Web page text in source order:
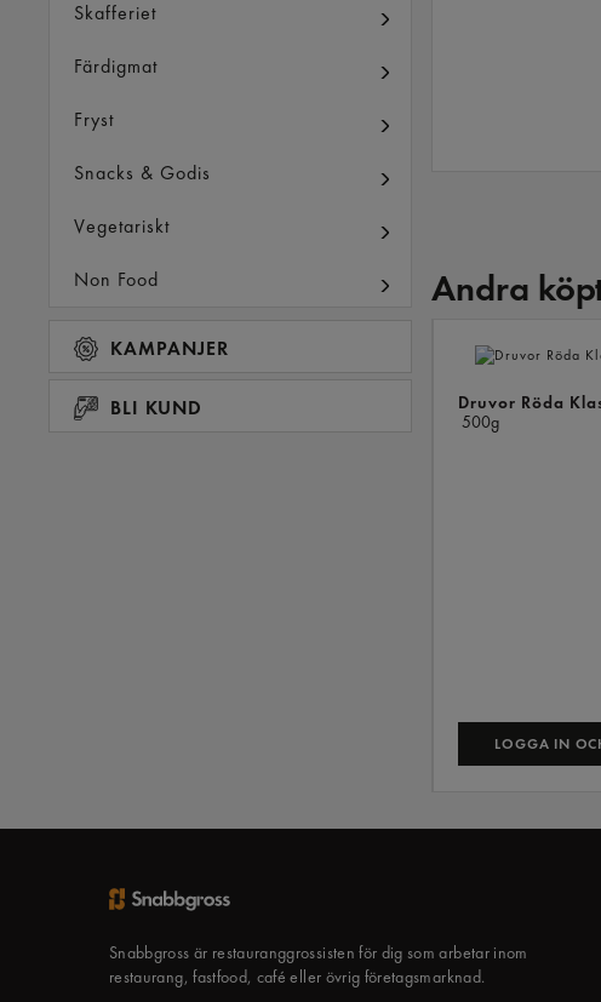
Skafferiet
Färdigmat
Fryst
Snacks & Godis
Vegetariskt
Non Food
KAMPANJER
BLI KUND
Andra
Druvor Röda
500g
LOGGA IN
Snabbgross är restauranggrossisten för dig som arbetar inom
restaurang, fastfood, café eller övrig företagsmarknad.